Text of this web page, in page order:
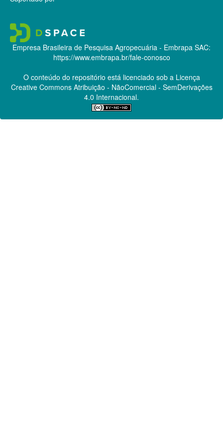
Empresa Brasileira de Pesquisa Agropecuária - Embrapa SAC:
https://www.embrapa.br/fale-conosco
O conteúdo do repositório está licenciado sob a Licença
Creative CommonsAtribuição - NãoComercial - SemDerivações
4.0 Internacional.